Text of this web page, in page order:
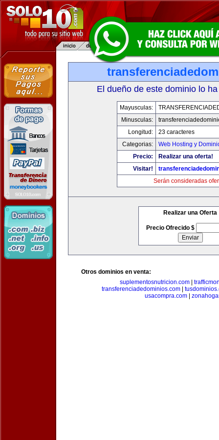
El dueño de este dominio lo
Mayusculas:
Minusculas:
Longitud:
23 caracteres
Categorias:
Web Hosting y
Precio:
Realizar una oferta!
Visitar!
Serán consideradas
Realizar una Oferta
Precio Ofrecido $
Otros dominios en venta:
suplementosnutricion.com|
transferenciadedominios.com|
usacompra.com